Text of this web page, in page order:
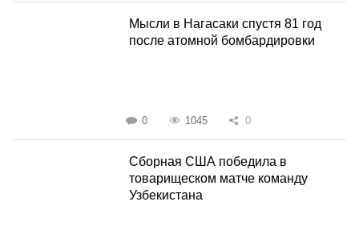
Мысли в Нагасаки спустя 81 год
после атомной бомбардировки
0 1045 0
Сборная США победила в
товарищеском матче команду
Узбекистана